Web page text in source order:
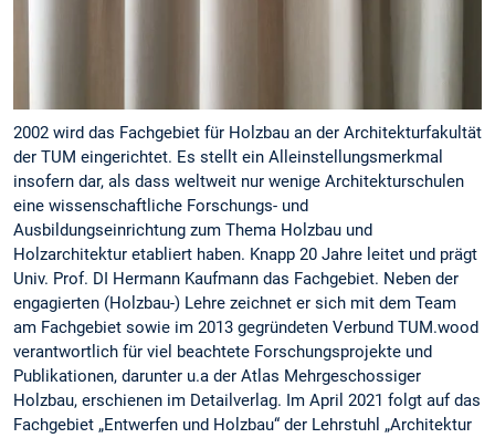
2002 wird das Fachgebiet für Holzbau an der Architekturfakultät
der TUM eingerichtet. Es stellt ein Alleinstellungsmerkmal
insofern dar, als dass weltweit nur wenige Architekturschulen
eine wissenschaftliche Forschungs- und
Ausbildungseinrichtung zum Thema Holzbau und
Holzarchitektur etabliert haben. Knapp 20 Jahre leitet und prägt
Univ. Prof. DI Hermann Kaufmann das Fachgebiet. Neben der
engagierten (Holzbau-) Lehre zeichnet er sich mit dem Team
am Fachgebiet sowie im 2013 gegründeten Verbund TUM.wood
verantwortlich für viel beachtete Forschungsprojekte und
Publikationen, darunter u.a der Atlas Mehrgeschossiger
Holzbau, erschienen im Detailverlag. Im April 2021 folgt auf das
Fachgebiet „Entwerfen und Holzbau“ der Lehrstuhl „Architektur